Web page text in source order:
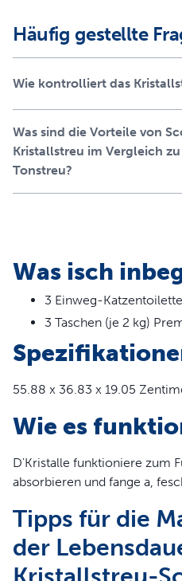
abgedeckten Abfallfalle
unangenehmen Abfall sehen
einfach alle paar Wochen
ScoopFree
neu. Die Marke PetSafe ist
Haustier ein glückliches
ermöglichen.
Funktionen
schnell
Drei
und 6er-Pack
Mit einer
zu verhindern
Kristalle mit geringer
Kompatibel mit ScoopFree
Häufig gestellte
Wie kontrolliert das
Was sind die Vorteile von
Kristallstreu im Vergleich
Tonstreu?
Was isch
3 Einweg-
3 Taschen (je 2 kg)
55.88 x 36.83 x 19.05
Wie es
D'Kristalle funktioniere zum
absorbieren und fange a,
Tipps für die
der